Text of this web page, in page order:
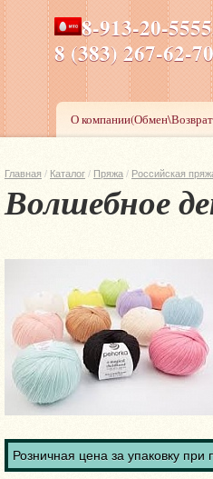
8-913-20-
8 (383) 267-
ПН-ПТ 8-17,СБ-ВС 9-
О
Главная / Каталог / Пряжа / Российская
Волшебное
Розничная цена за упаковку при